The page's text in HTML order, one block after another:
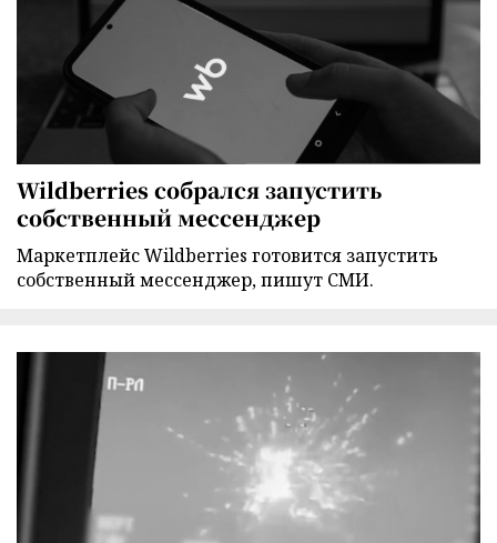
Wildberries собрался запустить
собственный мессенджер
Маркетплейс Wildberries готовится запустить
собственный мессенджер, пишут СМИ.